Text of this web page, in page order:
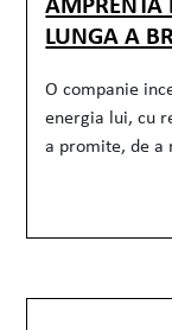
LUNGA A
O companie
energia lui, cu
a promite, de a